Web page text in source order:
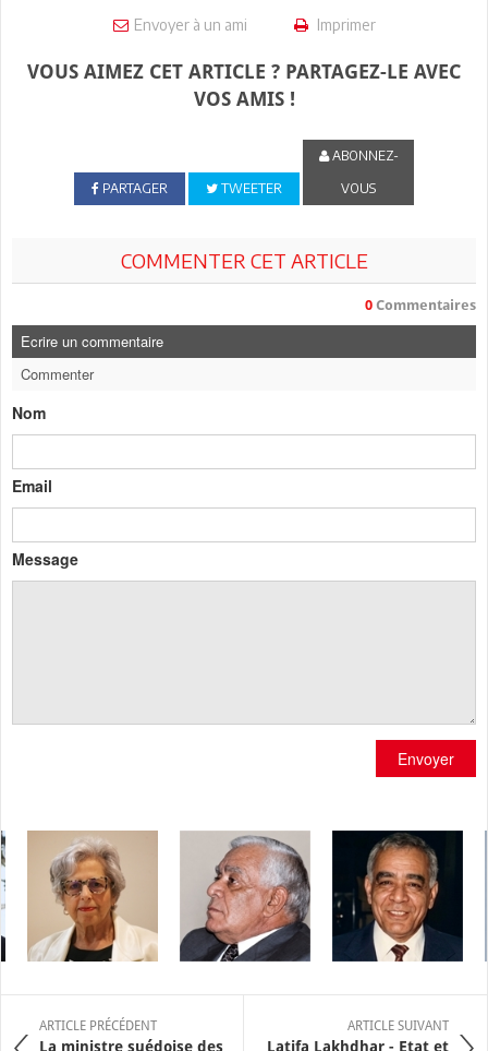
Envoyer à un ami Imprimer
VOUS AIMEZ CET ARTICLE ? PARTAGEZ-LE AVEC
VOS AMIS !
PARTAGER TWEETER
ABONNEZ-
VOUS
COMMENTER CET ARTICLE
0 Commentaires
Ecrire un commentaire
Commenter
Nom
Email
Message
Envoyer
ARTICLE PRÉCÉDENT
La ministre suédoise des
ARTICLE SUIVANT
Latifa Lakhdhar - Etat et